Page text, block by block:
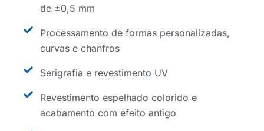
de ±0,5 mm
Processamento de formas personalizadas,
curvas e chanfros
Serigrafia e revestimento UV
Revestimento espelhado colorido e
acabamento com efeito antigo